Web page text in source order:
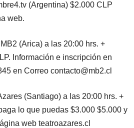
(Argentina) $2.000 CLP
web.
(Arica) a las 20:00 hrs. +
Información e inscripción en
en Correo contacto@mb2.cl
(Santiago) a las 20:00 hrs. +
lo que puedas $3.000 $5.000 y
web teatroazares.cl